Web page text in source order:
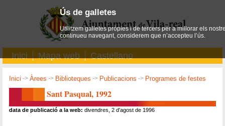
Inici Mapa web Castellano
Inici ->Àrees -> Biblioteques -> Publicacions -> Programes de festes
Sant Pasqual, 1992
data de publicació a la web: divendres, 2 d'agost de 1996
Ús de galletes
Utilitzem galletes pròpies i de tercers per a millorar els
continueu navegant, considerem que n’accepteu l’ús.